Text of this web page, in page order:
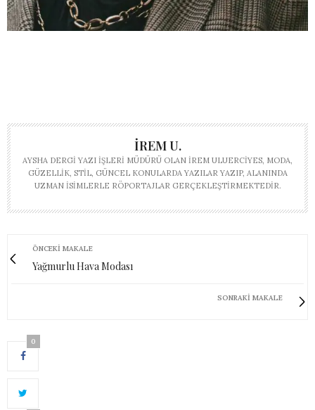
İREM U.
AYSHA DERGI YAZI İŞLERI MÜDÜRÜ OLAN İREM ULUERCIYES, MODA,
GÜZELLIK, STIL, GÜNCEL KONULARDA YAZILAR YAZIP, ALANINDA
UZMAN ISIMLERLE RÖPORTAJLAR GERÇEKLEŞTIRMEKTEDIR.
ÖNCEKI MAKALE
Yağmurlu Hava Modası
SONRAKI MAKALE
0